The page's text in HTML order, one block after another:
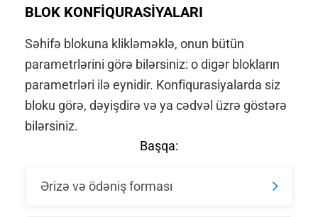
BLOK KONFİQURASİYALARI
Səhifə blokuna klikləməklə, onun bütün
parametrlərini görə bilərsiniz: o digər blokların
parametrləri ilə eynidir. Konfiqurasiyalarda siz
bloku görə, dəyişdirə və ya cədvəl üzrə göstərə
bilərsiniz.
Başqa:
Ərizə və ödəniş forması